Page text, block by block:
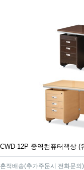
CWD-12P 중역컴퓨터책상 (
혼적배송(추가주문시 전화문의)